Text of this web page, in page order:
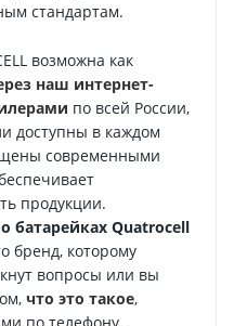
стандартам.
возможна как
наш интернет-
по всей России,
доступны в каждом
современными
продукции.
Quatrocell
бренд, которому
вопросы или вы
что это такое,